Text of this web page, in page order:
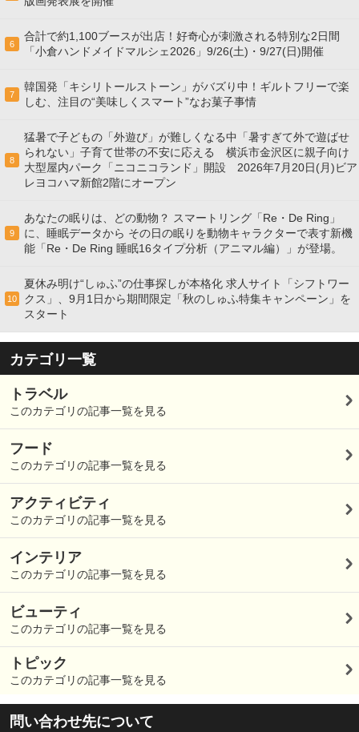
6
合計で約1,100ブースが出店！好奇心が刺激される特別な2日間
「小倉ハンドメイドマルシェ2026」9/26(土)・9/27(日)開催
7
韓国発「キシリトールストーン」がバズり中！ギルトフリーで楽
しむ、注目の“美味しくスマート”なお菓子事情
8
猛暑で子どもの「外遊び」が難しくなる中「暑すぎて外で遊ばせ
られない」子育て世帯の不安に応える 横浜市金沢区に親子向け
大型屋内パーク「ニコニコランド」開設 2026年7月20日(月)ビア
レヨコハマ新館2階にオープン
9
あなたの眠りは、どの動物？ スマートリング「Re・De Ring」
に、睡眠データから その日の眠りを動物キャラクターで表す新機
能「Re・De Ring 睡眠16タイプ分析（アニマル編）」が登場。
10
夏休み明け“しゅふ”の仕事探しが本格化 求人サイト「シフトワー
クス」、9月1日から期間限定「秋のしゅふ特集キャンペーン」を
スタート
カテゴリ一覧
トラベル
このカテゴリの記事一覧を見る
フード
このカテゴリの記事一覧を見る
アクティビティ
このカテゴリの記事一覧を見る
インテリア
このカテゴリの記事一覧を見る
ビューティ
このカテゴリの記事一覧を見る
トピック
このカテゴリの記事一覧を見る
問い合わせ先について